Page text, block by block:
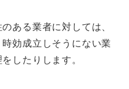
ある業者に対しては、
効成立しそうにない業
したりします。